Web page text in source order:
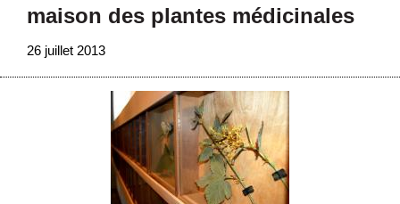
maison des plantes médicinales
26 juillet 2013